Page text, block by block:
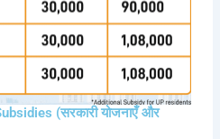
(सरकारी योजनाएँ और